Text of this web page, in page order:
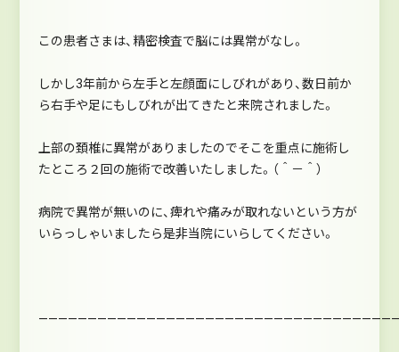
この患者さまは、精密検査で脳には異常がなし。
しかし3年前から左手と左顔面にしびれがあり、数日前か
ら右手や足にもしびれが出てきたと来院されました。
上部の頚椎に異常がありましたのでそこを重点に施術し
たところ２回の施術で改善いたしました。（＾－＾）
病院で異常が無いのに、痺れや痛みが取れないという方が
いらっしゃいましたら是非当院にいらしてください。